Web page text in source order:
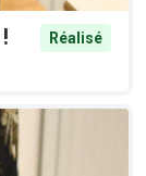
Réalisé